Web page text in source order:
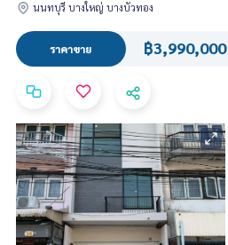
นนทบุรี บางใหญ่ บางบัวทอง
ราคาขาย ฿3,990,000